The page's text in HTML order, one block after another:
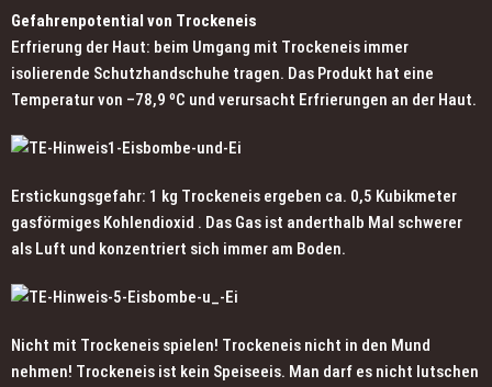
Gefahrenpotential von Trockeneis
Erfrierung der Haut: beim Umgang mit Trockeneis immer
isolierende Schutzhandschuhe tragen. Das Produkt hat eine
Temperatur von –78,9 ºC und verursacht Erfrierungen an der Haut.
Erstickungsgefahr: 1 kg Trockeneis ergeben ca. 0,5 Kubikmeter
gasförmiges Kohlendioxid . Das Gas ist anderthalb Mal schwerer
als Luft und konzentriert sich immer am Boden.
Nicht mit Trockeneis spielen! Trockeneis nicht in den Mund
nehmen! Trockeneis ist kein Speiseeis. Man darf es nicht lutschen